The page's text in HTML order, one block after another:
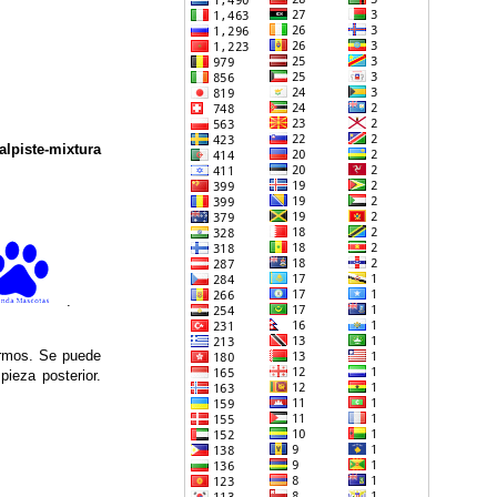
mixtura
Se puede
posterior.